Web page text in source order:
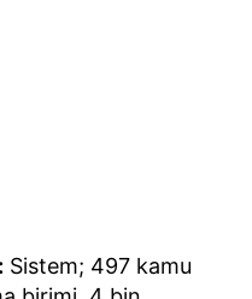
Sistem; 497 kamu